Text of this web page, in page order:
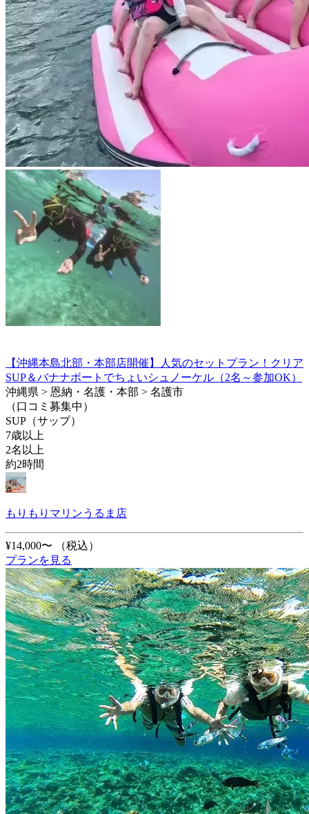
【沖縄本島北部・本部店開催】人気のセットプラン！クリア
SUP＆バナナボートでちょいシュノーケル（2名～参加OK）
沖縄県 > 恩納・名護・本部 > 名護市
（口コミ募集中）
SUP（サップ）
7歳以上
2名以上
約2時間
もりもりマリンうるま店
¥14,000〜
（税込）
プランを見る